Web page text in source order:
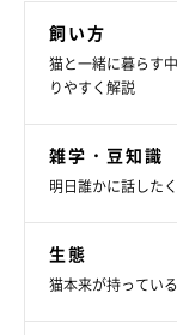
いうとらさん。こ
っと待っていて、
です。この一連の
れますか？
原先生：
「ボールとの遊び
くるボールを、小
るような動きなの
飼い方
猫と一緒に暮らす
りやすく解説
雑学・豆知識
明日誰かに話した
生態
猫本来が持ってい